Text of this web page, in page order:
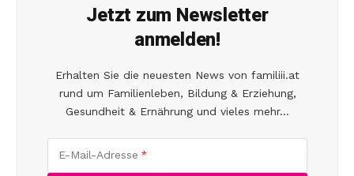
Jetzt zum Newsletter
anmelden!
Erhalten Sie die neuesten News von familiii.at
rund um Familienleben, Bildung & Erziehung,
Gesundheit & Ernährung und vieles mehr...
E-Mail-Adresse